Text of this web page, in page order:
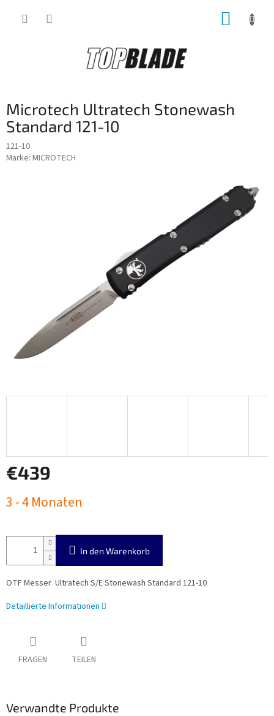
Microtech Ultratech Stonewash
Standard 121-10
121-10
Marke: MICROTECH
€439
3 - 4 Monaten
In den Warenkorb
OTF Messer Ultratech S/E Stonewash Standard 121-10
Detaillierte Informationen
FRAGEN TEILEN
Verwandte Produkte